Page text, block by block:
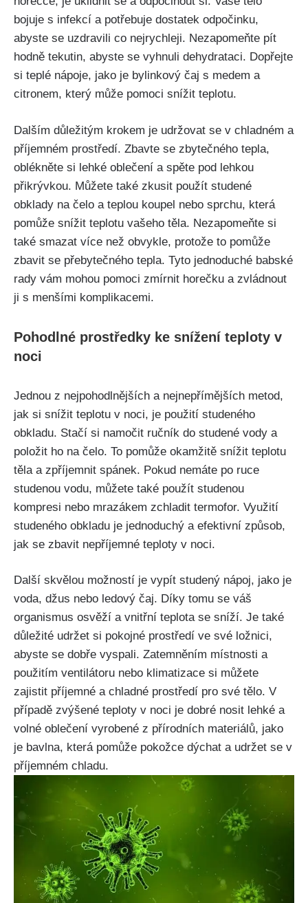
bojuje s infekcí a potřebuje ⁤dostatek odpočinku,
abyste se uzdravili co ⁢nejrychleji. Nezapomeňte pít
hodně tekutin, abyste ‍se vyhnuli dehydrataci. Dopřejte‌
si teplé nápoje, jako je bylinkový čaj s medem a
citronem, který může pomoci snížit teplotu.
Dalším důležitým krokem je udržovat se v chladném a
příjemném prostředí. Zbavte se zbytečného tepla,
oblékněte si ⁣lehké oblečení a spěte pod lehkou
přikrývkou. Můžete také zkusit použít studené
obklady ⁤na čelo a teplou koupel nebo sprchu, která
pomůže snížit ​teplotu vašeho těla. Nezapomeňte‌ si
také smazat více než obvykle, protože to pomůže⁢
zbavit se přebytečného⁤ tepla. Tyto​ jednoduché babské
rady ‍vám mohou pomoci zmírnit horečku a zvládnout
ji s ‌menšími⁣ komplikacemi.
Pohodlné prostředky ⁤ke ‌snížení teploty v
noci
Jednou z nejpohodlnějších a nejnepřímějších metod,
jak si snížit teplotu v​ noci, je ⁣použití studeného
obkladu. Stačí si namočit ručník do studené ‌vody a
položit ho na čelo. To pomůže okamžitě snížit teplotu
těla a zpříjemnit ‌spánek. Pokud nemáte po ‌ruce
studenou vodu, můžete také ​použít studenou
kompresi nebo mrazákem zchladit termofor. Využití
studeného ​obkladu je jednoduchý a⁣ efektivní způsob,
jak se zbavit nepříjemné teploty​ v⁢ noci.
Další skvělou ‍možností je vypít studený nápoj, jako je
voda, džus nebo ledový čaj. ‍Díky ‍tomu se váš
organismus osvěží a vnitřní teplota se sníží. Je⁢ také⁢
důležité ​udržet si pokojné prostředí ve své⁢ ložnici,
abyste se dobře vyspali. Zatemněním místnosti a
použitím ventilátoru nebo klimatizace si můžete
zajistit příjemné a chladné prostředí pro ⁤své tělo. V
případě​ zvýšené teploty v noci je⁢ dobré ⁢nosit lehké a
volné oblečení vyrobené z přírodních materiálů, jako
je bavlna, která pomůže ⁣pokožce dýchat a udržet se v
příjemném chladu.